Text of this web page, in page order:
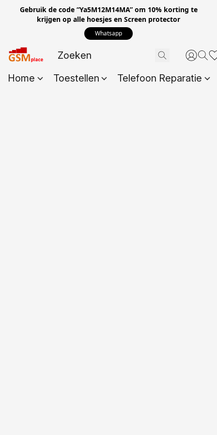
Gebruik de code “Ya5M12M14MA” om 10% korting te
krijgen op alle hoesjes en Screen protector
Whatsapp
Home Toestellen Telefoon Reparatie